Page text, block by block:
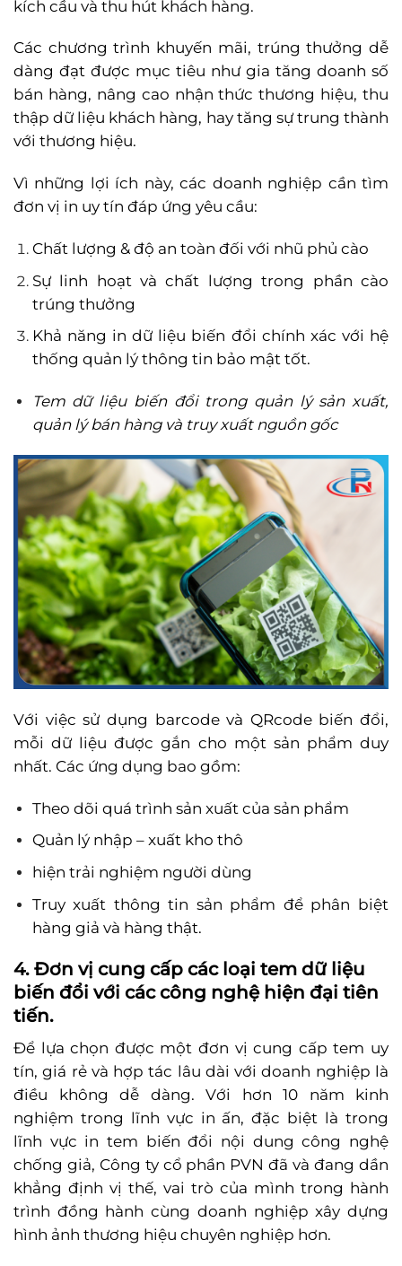
kích cầu và thu hút khách hàng.
Các chương trình khuyến mãi, trúng thưởng dễ
dàng đạt được mục tiêu như gia tăng doanh số
bán hàng, nâng cao nhận thức thương hiệu, thu
thập dữ liệu khách hàng, hay tăng sự trung thành
với thương hiệu.
Vì những lợi ích này, các doanh nghiệp cần tìm
đơn vị in uy tín đáp ứng yêu cầu:
Chất lượng & độ an toàn đối với nhũ phủ cào
Sự linh hoạt và chất lượng trong phần cào
trúng thưởng
Khả năng in dữ liệu biến đổi chính xác với hệ
thống quản lý thông tin bảo mật tốt.
Tem dữ liệu biến đổi trong quản lý sản xuất,
quản lý bán hàng và truy xuất nguồn gốc
Với việc sử dụng barcode và QRcode biến đổi,
mỗi dữ liệu được gắn cho một sản phẩm duy
nhất. Các ứng dụng bao gồm:
Theo dõi quá trình sản xuất của sản phẩm
Quản lý nhập – xuất kho thô
hiện trải nghiệm người dùng
Truy xuất thông tin sản phẩm để phân biệt
hàng giả và hàng thật.
4. Đơn vị cung cấp các loại tem dữ liệu
biến đổi với các công nghệ hiện đại tiên
tiến.
Để lựa chọn được một đơn vị cung cấp tem uy
tín, giá rẻ và hợp tác lâu dài với doanh nghiệp là
điều không dễ dàng. Với hơn 10 năm kinh
nghiệm trong lĩnh vực in ấn, đặc biệt là trong
lĩnh vực in tem biến đổi nội dung công nghệ
chống giả, Công ty cổ phần PVN đã và đang dần
khẳng định vị thế, vai trò của mình trong hành
trình đồng hành cùng doanh nghiệp xây dựng
hình ảnh thương hiệu chuyên nghiệp hơn.